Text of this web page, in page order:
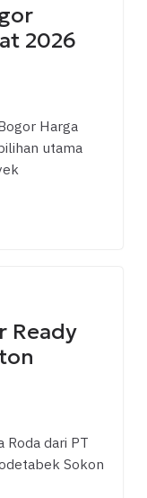
2026
Harga
utama
Ready
Roda dari PT
Sokon